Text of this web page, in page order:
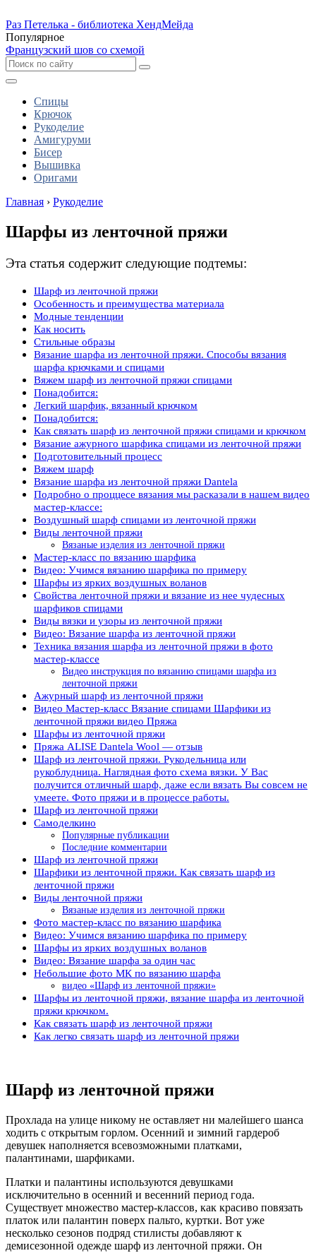
Раз Петелька - библиотека ХендМейда
Популярное
Французский шов со схемой
Спицы
Крючок
Рукоделие
Амигуруми
Бисер
Вышивка
Оригами
Главная › Рукоделие
Шарфы из ленточной пряжи
Эта статья содержит следующие подтемы:
Шарф из ленточной пряжи
Особенность и преимущества материала
Модные тенденции
Как носить
Стильные образы
Вязание шарфа из ленточной пряжи. Способы вязания
шарфа крючками и спицами
Вяжем шарф из ленточной пряжи спицами
Понадобится:
Легкий шарфик, вязанный крючком
Понадобится:
Как связать шарф из ленточной пряжи спицами и крючком
Вязание ажурного шарфика спицами из ленточной пряжи
Подготовительный процесс
Вяжем шарф
Вязание шарфа из ленточной пряжи Dantela
Подробно о проццесе вязания мы расказали в нашем видео
мастер-классе:
Воздушный шарф спицами из ленточной пряжи
Виды ленточной пряжи
Вязаные изделия из ленточной пряжи
Мастер-класс по вязанию шарфика
Видео: Учимся вязанию шарфика по примеру
Шарфы из ярких воздушных воланов
Свойства ленточной пряжи и вязание из нее чудесных
шарфиков спицами
Виды вязки и узоры из ленточной пряжи
Видео: Вязание шарфа из ленточной пряжи
Техника вязания шарфа из ленточной пряжи в фото
мастер-классе
Видео инструкция по вязанию спицами шарфа из
ленточной пряжи
Ажурный шарф из ленточной пряжи
Видео Мастер-класс Вязание спицами Шарфики из
ленточной пряжи видео Пряжа
Шарфы из ленточной пряжи
Пряжа ALISE Dantela Wool — отзыв
Шарф из ленточной пряжи. Рукодельница или
рукоблудница. Наглядная фото схема вязки. У Вас
получится отличный шарф, даже если вязать Вы совсем не
умеете. Фото пряжи и в процессе работы.
Шарф из ленточной пряжи
Самоделкино
Популярные публикации
Последние комментарии
Шарф из ленточной пряжи
Шарфики из ленточной пряжи. Как связать шарф из
ленточной пряжи
Виды ленточной пряжи
Вязаные изделия из ленточной пряжи
Фото мастер-класс по вязанию шарфика
Видео: Учимся вязанию шарфика по примеру
Шарфы из ярких воздушных воланов
Видео: Вязание шарфа за один час
Небольшие фото МК по вязанию шарфа
видео «Шарф из ленточной пряжи»
Шарфы из ленточной пряжи, вязание шарфа из ленточной
пряжи крючком.
Как связать шарф из ленточной пряжи
Как легко связать шарф из ленточной пряжи
Шарф из ленточной пряжи
Прохлада на улице никому не оставляет ни малейшего шанса
ходить с открытым горлом. Осенний и зимний гардероб
девушек наполняется всевозможными платками,
палантинами, шарфиками.
Платки и палантины используются девушками
исключительно в осенний и весенний период года.
Существует множество мастер-классов, как красиво повязать
платок или палантин поверх пальто, куртки. Вот уже
несколько сезонов подряд стилисты добавляют к
демисезонной одежде шарф из ленточной пряжи. Он